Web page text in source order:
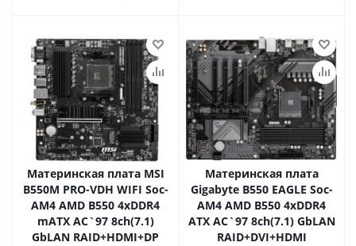
Материнская плата MSI
B550M PRO-VDH WIFI Soc-
AM4 AMD B550 4xDDR4
mATX AC`97 8ch(7.1)
GbLAN RAID+HDMI+DP
Материнская плата
Gigabyte B550 EAGLE Soc-
AM4 AMD B550 4xDDR4
ATX AC`97 8ch(7.1) GbLAN
RAID+DVI+HDMI